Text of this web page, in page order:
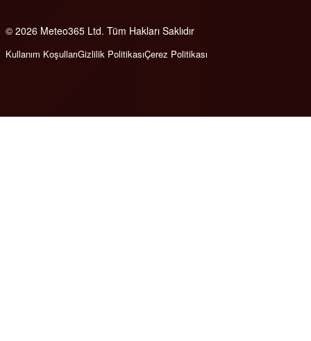
© 2026 Meteo365 Ltd. Tüm Hakları Saklıdır
Kullanım KoşullarıGizlilik PolitikasıÇerez Politikası